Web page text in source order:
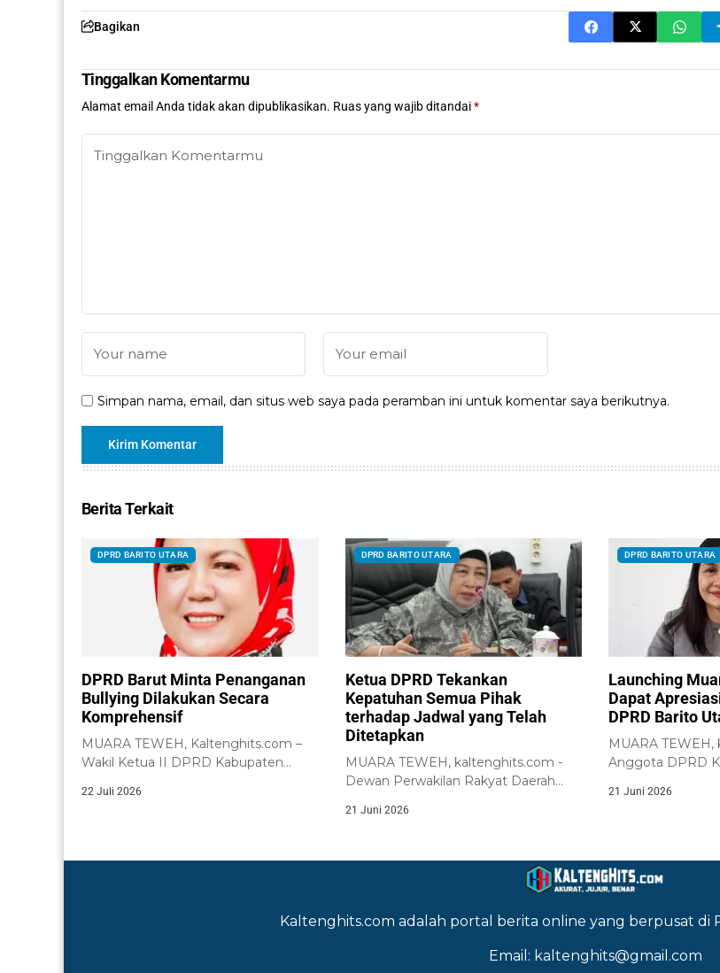
Bagikan
Tinggalkan Komentarmu
Alamat email Anda tidak akan dipublikasikan. Ruas yang wajib ditandai*
Simpan nama, email, dan situs web saya pada peramban ini untuk komentar saya berikutnya.
Berita Terkait
DPRD BARITO UTARA
DPRD Barut Minta Penanganan
Bullying Dilakukan Secara
Komprehensif
MUARA TEWEH, Kaltenghits.com –
Wakil Ketua II DPRD Kabupaten
22 Juli 2026
DPRD BARITO UTARA
Ketua DPRD Tekankan
Kepatuhan Semua Pihak
terhadap Jadwal yang Telah
Ditetapkan
MUARA TEWEH, kaltenghits.com -
Dewan Perwakilan Rakyat Daerah
21 Juni 2026
DPRD BARITO UTARA
Launching
Dapat
DPRD Barito
MUARA
Anggota DPRD
21 Juni 2026
Kaltenghits.com adalah portal berita online yang berpusat di
Email: kaltenghits@gmail.com